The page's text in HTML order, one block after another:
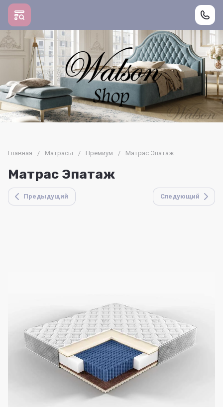
Главная / Матрасы / Премиум / Матрас Эпатаж
Матрас Эпатаж
Предыдущий Следующий